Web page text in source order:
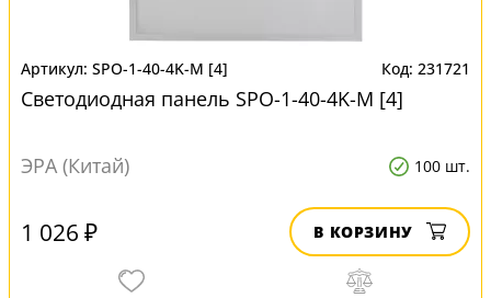
SPO-1-40-4K-M [4] 231721
Светодиодная панель SPO-1-40-4K-M [4]
ЭРА (Китай) 100 шт.
1 026 ₽ В КОРЗИНУ